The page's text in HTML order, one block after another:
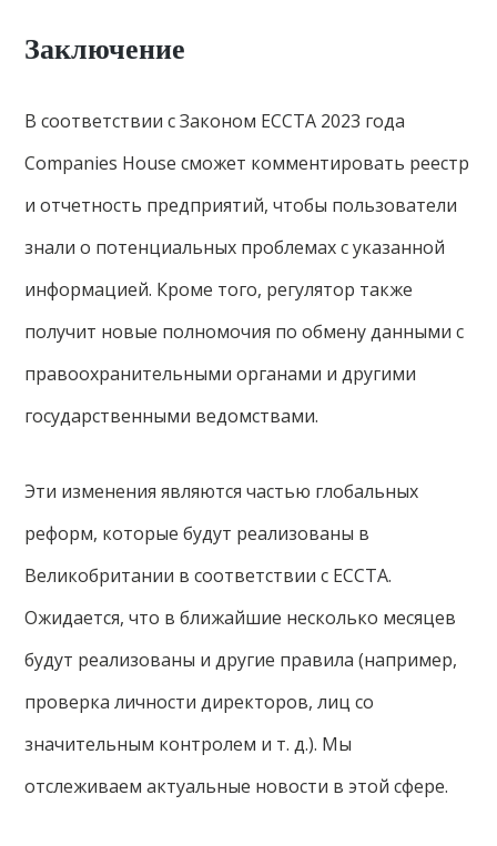
Заключение
В соответствии с Законом ECCTA 2023 года
Companies House сможет комментировать реестр
и отчетность предприятий, чтобы пользователи
знали о потенциальных проблемах с указанной
информацией. Кроме того, регулятор также
получит новые полномочия по обмену данными с
правоохранительными органами и другими
государственными ведомствами.
Эти изменения являются частью глобальных
реформ, которые будут реализованы в
Великобритании в соответствии с ECCTA.
Ожидается, что в ближайшие несколько месяцев
будут реализованы и другие правила (например,
проверка личности директоров, лиц со
значительным контролем и т. д.). Мы
отслеживаем актуальные новости в этой сфере.